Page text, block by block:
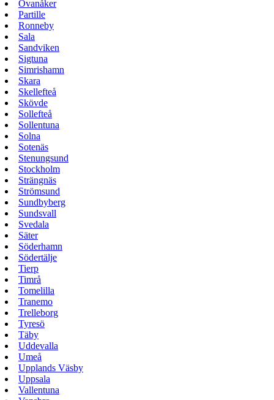
Ovanåker
Partille
Ronneby
Sala
Sandviken
Sigtuna
Simrishamn
Skara
Skellefteå
Skövde
Sollefteå
Sollentuna
Solna
Sotenäs
Stenungsund
Stockholm
Strängnäs
Strömsund
Sundbyberg
Sundsvall
Svedala
Säter
Söderhamn
Södertälje
Tierp
Timrå
Tomelilla
Tranemo
Trelleborg
Tyresö
Täby
Uddevalla
Umeå
Upplands Väsby
Uppsala
Vallentuna